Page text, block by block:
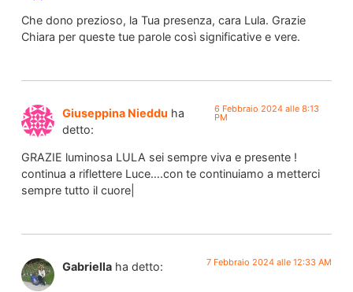
Che dono prezioso, la Tua presenza, cara Lula. Grazie
Chiara per queste tue parole così significative e vere.
Giuseppina Nieddu ha
detto:
6 Febbraio 2024 alle 8:13
PM
GRAZIE luminosa LULA sei sempre viva e presente !
continua a riflettere Luce….con te continuiamo a metterci
sempre tutto il cuore|
Gabriella ha detto: 7 Febbraio 2024 alle 12:33 AM